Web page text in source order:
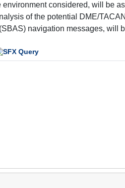
considered, will be
of the potential DME/
navigation messages, will